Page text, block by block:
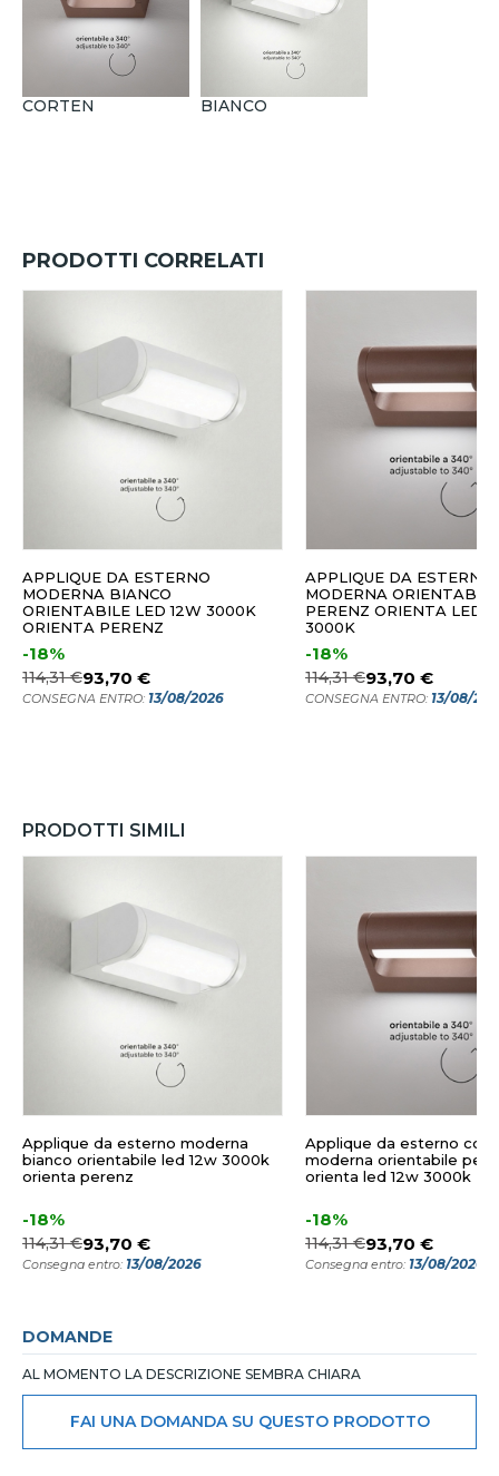
CORTEN BIANCO
PRODOTTI CORRELATI
APPLIQUE DA ESTERNO
MODERNA BIANCO
ORIENTABILE LED 12W 3000K
ORIENTA PERENZ
-18%
114,31 €93,70 €
CONSEGNA ENTRO: 13/08/2026
APPLIQUE DA ESTERNO
MODERNA ORIENTABILE
PERENZ ORIENTA LED
3000K
-18%
114,31 €93,70 €
CONSEGNA ENTRO: 13/08/
PRODOTTI SIMILI
Applique da esterno moderna
bianco orientabile led 12w 3000k
orienta perenz
-18%
114,31 €93,70 €
Consegna entro: 13/08/2026
Applique da esterno
moderna orientabile
orienta led 12w 3000k
-18%
114,31 €93,70 €
Consegna entro: 13/08/2026
DOMANDE
AL MOMENTO LA DESCRIZIONE SEMBRA CHIARA
FAI UNA DOMANDA SU QUESTO PRODOTTO